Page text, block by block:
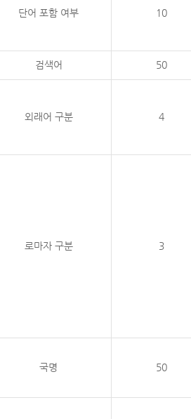
단어 포함 여부 10
검색어 50
외래어 구분 4
로마자 구분 3
국명 50